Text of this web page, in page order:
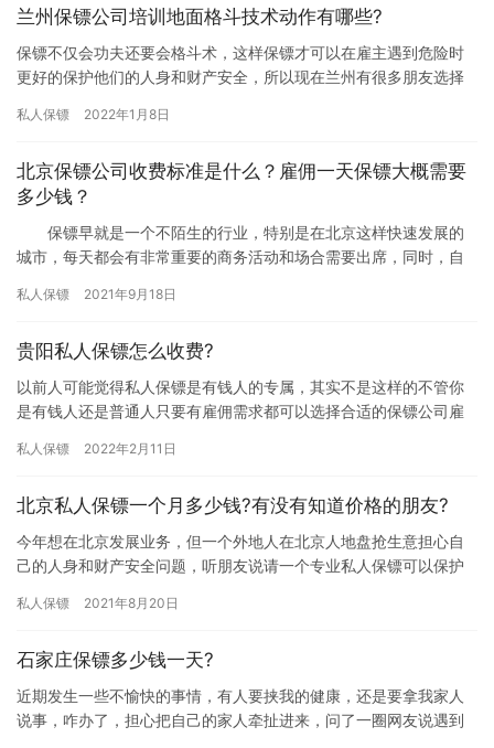
兰州保镖公司培训地面格斗技术动作有哪些?
保镖不仅会功夫还要会格斗术，这样保镖才可以在雇主遇到危险时
更好的保护他们的人身和财产安全，所以现在兰州有很多朋友选择
格斗术…
私人保镖 2022年1月8日
北京保镖公司收费标准是什么？雇佣一天保镖大概需要
多少钱？
保镖早就是一个不陌生的行业，特别是在北京这样快速发展的
城市，每天都会有非常重要的商务活动和场合需要出席，同时，自
够提供…
私人保镖 2021年9月18日
贵阳私人保镖怎么收费?
以前人可能觉得私人保镖是有钱人的专属，其实不是这样的不管你
是有钱人还是普通人只要有雇佣需求都可以选择合适的保镖公司雇
高，那…
私人保镖 2022年2月11日
北京私人保镖一个月多少钱?有没有知道价格的朋友?
今年想在北京发展业务，但一个外地人在北京人地盘抢生意担心自
己的人身和财产安全问题，听朋友说请一个专业私人保镖可以保护
格的…
私人保镖 2021年8月20日
石家庄保镖多少钱一天?
近期发生一些不愉快的事情，有人要挟我的健康，还是要拿我家人
说事，咋办了，担心把自己的家人牵扯进来，问了一圈网友说遇到